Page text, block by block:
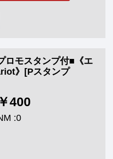
ロモスタンプ付■《エ
》[Pスタンプ
￥400
:0